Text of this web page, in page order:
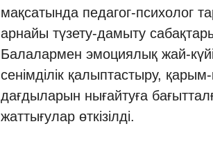
мақсатында педагог-психолог
арнайы түзету-дамыту сабақтары
Балалармен эмоциялық жай-
сенімділік қалыптастыру,
дағдыларын нығайтуға
жаттығулар өткізілді.